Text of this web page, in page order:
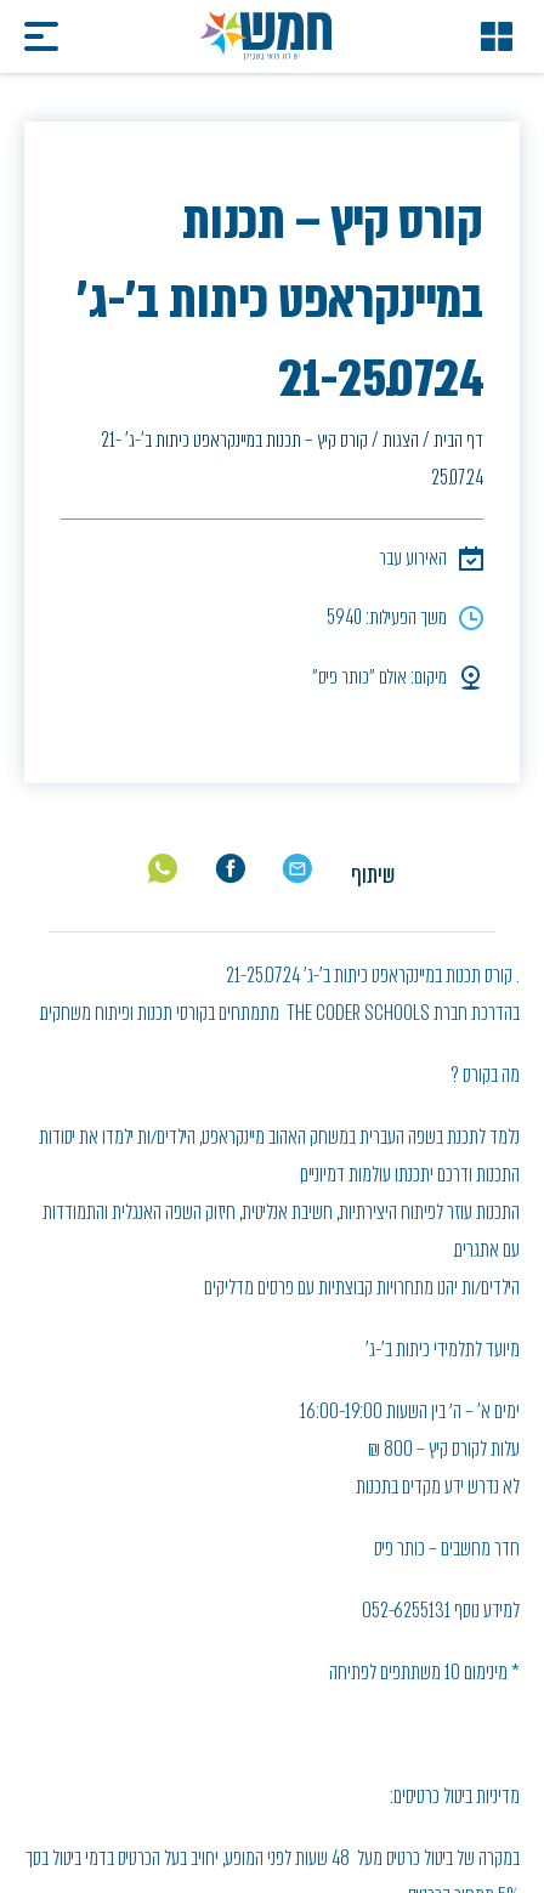
קורס קיץ – תכנות
במיינקראפט כיתות ב'-ג'
21-25.07.24
דף הבית/הצגות/
קורס קיץ – תכנות במיינקראפט כיתות ב'-ג' 21-
25.07.24
האירוע עבר
משך הפעילות: 5940
מיקום: אולם ״כותר פיס״
שיתוף
. קורס תכנות במיינקראפט כיתות ב'-ג' 21-25.07.24
בהדרכת חברת THE CODER SCHOOLS מתמתחים בקורסי תכנות ופיתוח משחקים.
מה בקורס ?
נלמד לתכנת בשפה העברית במשחק האהוב מיינקראפט, הילדים/ות ילמדו את יסודות
התכנות ודרכם יתכנתו עולמות דמיוניים,
התכנות עוזר לפיתוח היצירתיות, חשיבת אנליטית, חיזוק השפה האנגלית והתמודדות
עם אתגרים.
הילדים/ות יהנו מתחרויות קבוצתיות עם פרסים מדליקים
מיועד לתלמידי כיתות ב'-ג'
ימים א' – ה׳ בין השעות 16:00-19:00
עלות לקורס קיץ – 800 ₪
לא נדרש ידע מקדים בתכנות
חדר מחשבים – כותר פיס
למידע נוסף 052-6255131
* מינימום 10 משתתפים לפתיחה
מדיניות ביטול כרטיסים:
במקרה של ביטול כרטיס מעל 48 שעות לפני המופע, יחויב בעל הכרטיס בדמי ביטול בסך